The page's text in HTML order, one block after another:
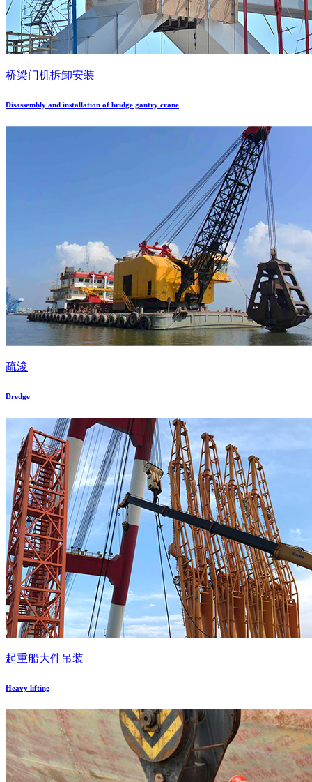
桥梁门机拆卸安装
Disassembly and installation of bridge gantry crane
疏浚
Dredge
起重船大件吊装
Heavy lifting